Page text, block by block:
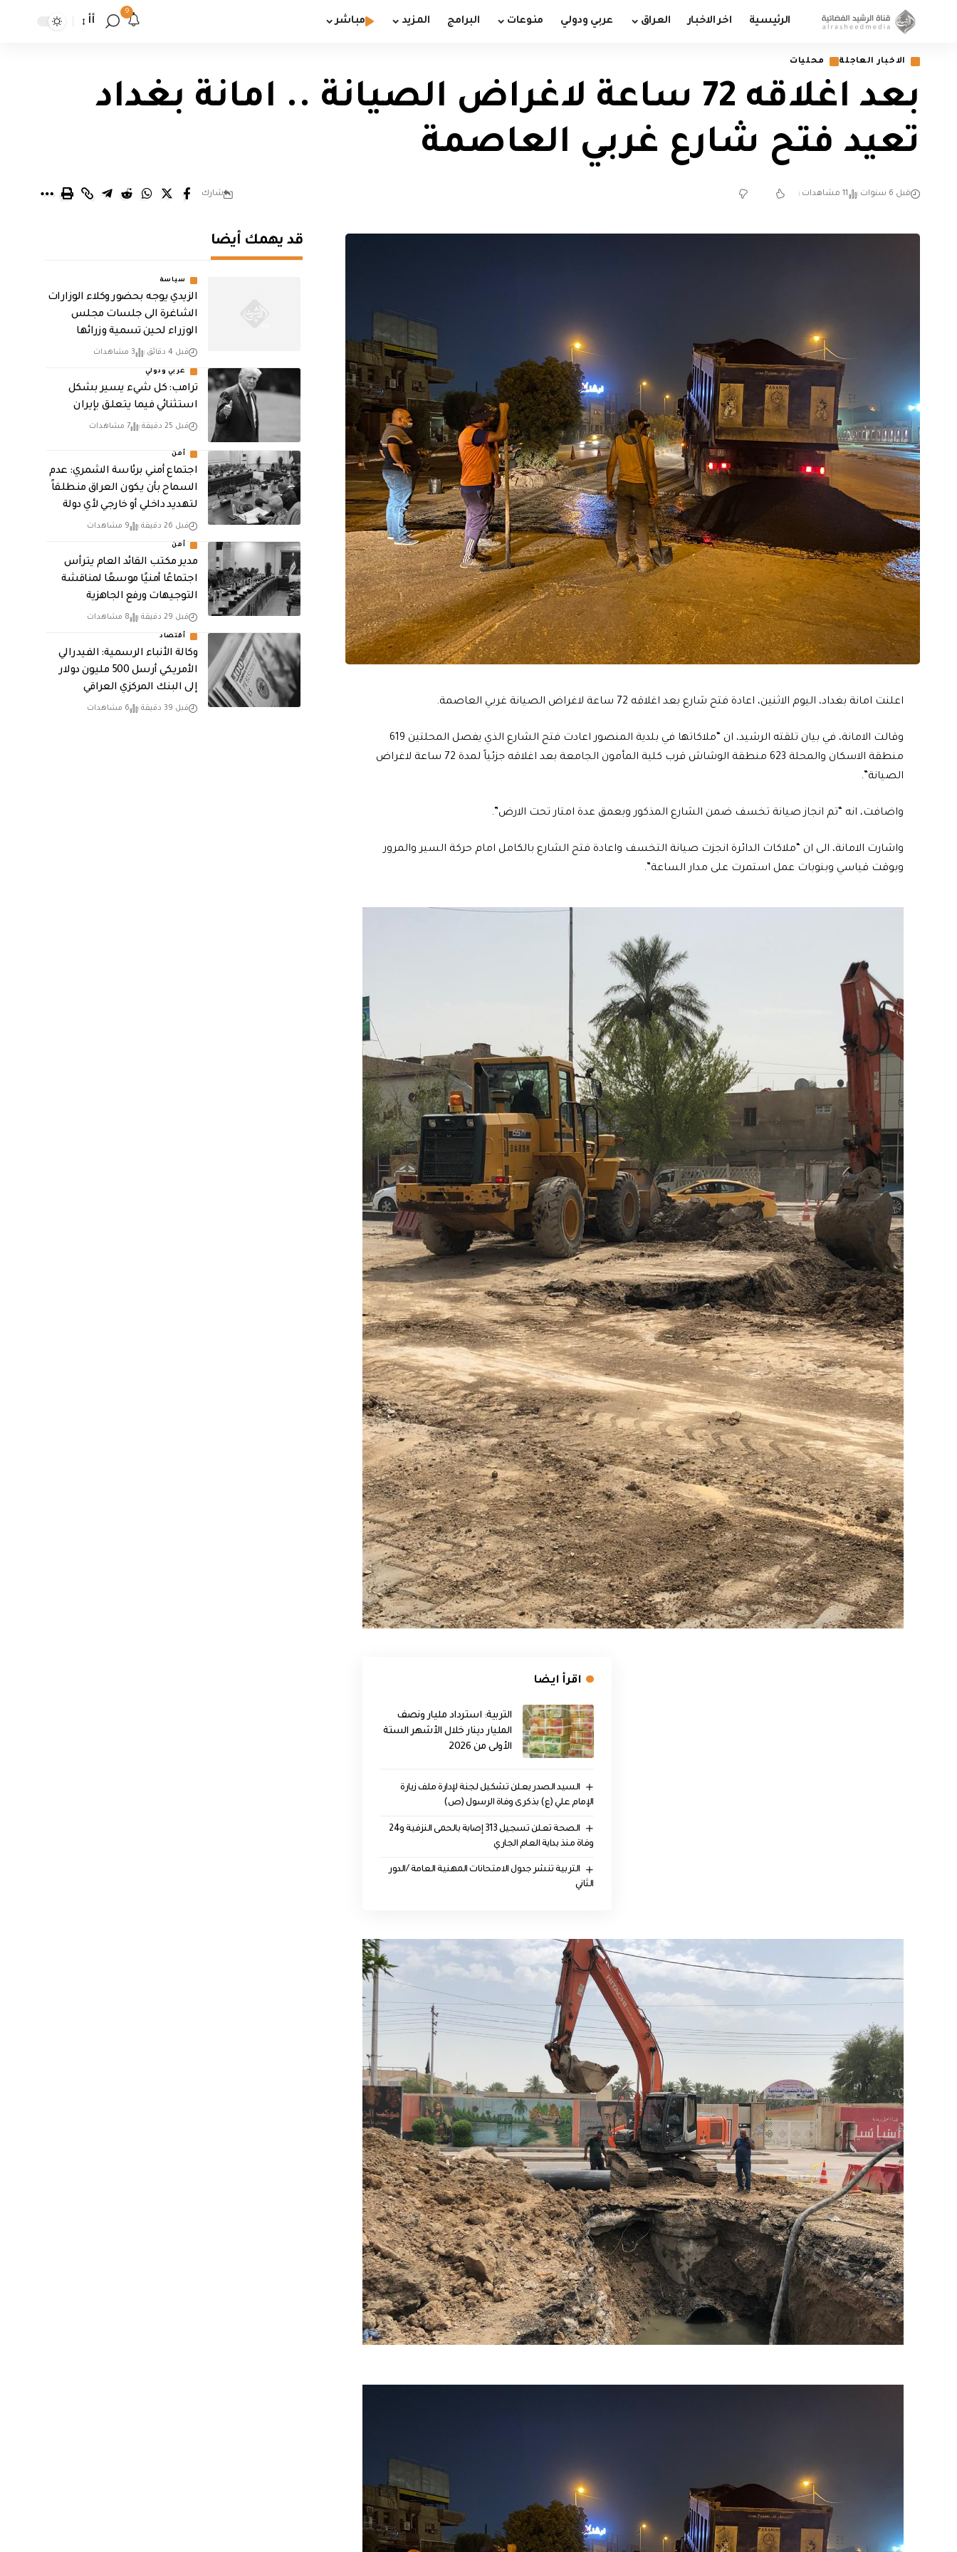
الرئيسية اخر الاخبار العراق عربي ودولي منوعات البرامج المزيد مباشر
9
أأ
الاخبار العاجلة محليات
بعد اغلاقه 72 ساعة لاغراض الصيانة .. امانة بغداد
تعيد فتح شارع غربي العاصمة
قبل 6 سنوات 11 مشاهدات شارك
اعلنت امانة بغداد، اليوم الاثنين، اعادة فتح شارع بعد اغلاقه 72 ساعة لاغراض الصيانة غربي العاصمة.
وقالت الامانة، في بيان تلقته الرشيد، ان “ملاكاتها في بلدية المنصور اعادت فتح الشارع الذي يفصل المحلتين 619
منطقة الاسكان والمحلة 623 منطقة الوشاش قرب كلية المأمون الجامعة بعد اغلاقه جزئياً لمدة 72 ساعة لاغراض
الصيانة”.
واضافت، انه “تم انجاز صيانة تخسف ضمن الشارع المذكور وبعمق عدة امتار تحت الارض”.
واشارت الامانة، الى ان “ملاكات الدائرة انجزت صيانة التخسف واعادة فتح الشارع بالكامل امام حركة السير والمرور
وبوقت قياسي وبنوبات عمل استمرت على مدار الساعة”.
اقرأ ايضا
التربية: استرداد مليار ونصف
المليار دينار خلال الأشهر الستة
الأولى من 2026
السيد الصدر يعلن تشكيل لجنة لإدارة ملف زيارة
الإمام علي (ع) بذكرى وفاة الرسول (ص)
الصحة تعلن تسجيل 313 إصابة بالحمى النزفية و24
وفاة منذ بداية العام الجاري
التربية تنشر جدول الامتحانات المهنية العامة /الدور
الثاني
قد يهمك أيضا
سياسة
الزيدي يوجه بحضور وكلاء الوزارات
الشاغرة الى جلسات مجلس
الوزراء لحين تسمية وزرائها
قبل 4 دقائق 3 مشاهدات
عربي ودولي
ترامب: كل شيء يسير بشكل
استثنائي فيما يتعلق بإيران
قبل 25 دقيقة 7 مشاهدات
أمن
اجتماع أمني برئاسة الشمري: عدم
السماح بأن يكون العراق منطلقاً
لتهديد داخلي أو خارجي لأي دولة
قبل 26 دقيقة 9 مشاهدات
أمن
مدير مكتب القائد العام يترأس
اجتماعًا أمنيًا موسعًا لمناقشة
التوجيهات ورفع الجاهزية
قبل 29 دقيقة 8 مشاهدات
أقتصاد
وكالة الأنباء الرسمية: الفيدرالي
الأمريكي أرسل 500 مليون دولار
إلى البنك المركزي العراقي
قبل 39 دقيقة 6 مشاهدات